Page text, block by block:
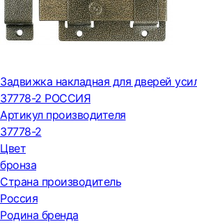
Задвижка накладная для дверей
37778-2 РОССИЯ
Артикул производителя
37778-2
Цвет
бронза
Страна производитель
Россия
Родина бренда